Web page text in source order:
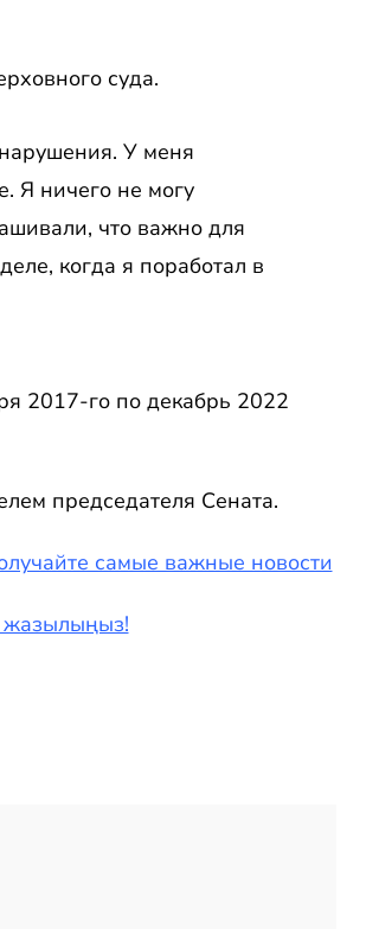
суда.
У меня
Я ничего не могу
что важно для
когда я поработал в
2017-го по декабрь 2022
председателя Сената.
самые важные новости
жазылыңыз!